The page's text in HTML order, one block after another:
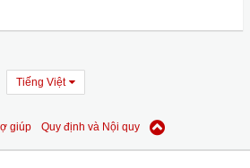
Tiếng Việt
giúp Quy định và Nội quy